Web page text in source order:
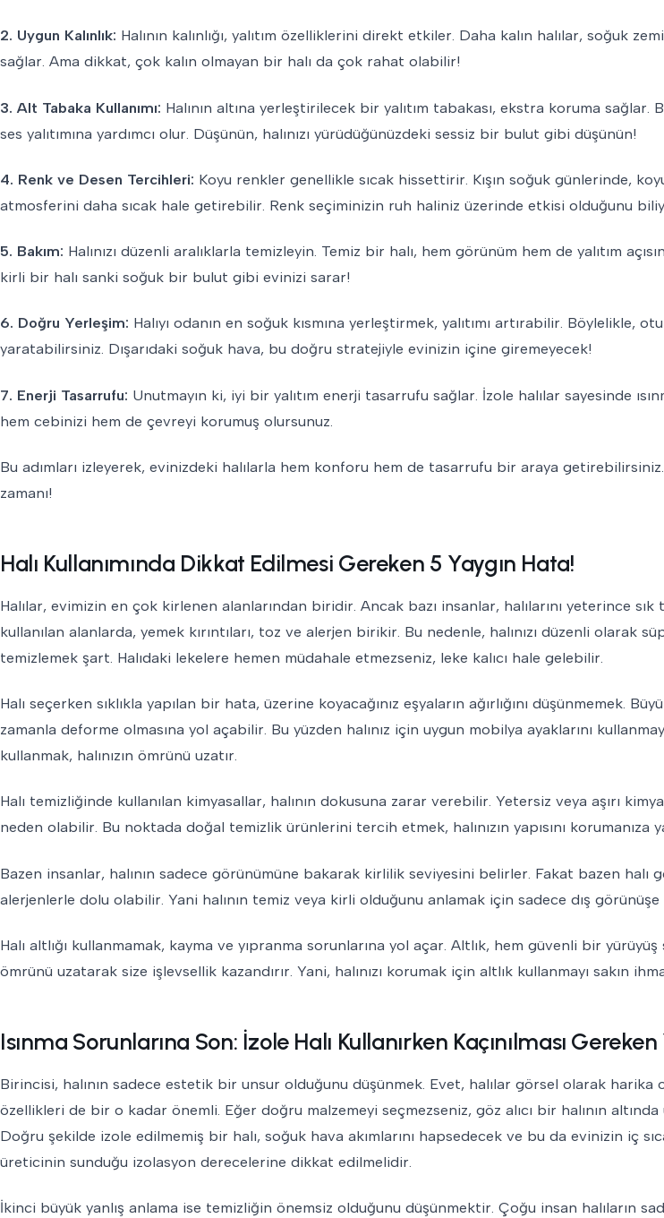
2. Uygun Kalınlık: Halının kalınlığı, yalıtım özelliklerini direkt etkiler. Daha kalın halılar, soğuk
sağlar. Ama dikkat, çok kalın olmayan bir halı da çok rahat olabilir!
3. Alt Tabaka Kullanımı: Halının altına yerleştirilecek bir yalıtım tabakası, ekstra koruma sağlar.
ses yalıtımına yardımcı olur. Düşünün, halınızı yürüdüğünüzdeki sessiz bir bulut gibi düşünün!
4. Renk ve Desen Tercihleri: Koyu renkler genellikle sıcak hissettirir. Kışın soğuk günlerinde,
atmosferini daha sıcak hale getirebilir. Renk seçiminizin ruh haliniz üzerinde etkisi olduğunu
5. Bakım: Halınızı düzenli aralıklarla temizleyin. Temiz bir halı, hem görünüm hem de yalıtım
kirli bir halı sanki soğuk bir bulut gibi evinizi sarar!
6. Doğru Yerleşim: Halıyı odanın en soğuk kısmına yerleştirmek, yalıtımı artırabilir. Böylelikle,
yaratabilirsiniz. Dışarıdaki soğuk hava, bu doğru stratejiyle evinizin içine giremeyecek!
7. Enerji Tasarrufu: Unutmayın ki, iyi bir yalıtım enerji tasarrufu sağlar. İzole halılar sayesinde
hem cebinizi hem de çevreyi korumuş olursunuz.
Bu adımları izleyerek, evinizdeki halılarla hem konforu hem de tasarrufu bir araya
zamanı!
Halı Kullanımında Dikkat Edilmesi Gereken 5 Yaygın Hata!
Halılar, evimizin en çok kirlenen alanlarından biridir. Ancak bazı insanlar, halılarını yeterince
kullanılan alanlarda, yemek kırıntıları, toz ve alerjen birikir. Bu nedenle, halınızı düzenli olarak
temizlemek şart. Halıdaki lekelere hemen müdahale etmezseniz, leke kalıcı hale gelebilir.
Halı seçerken sıklıkla yapılan bir hata, üzerine koyacağınız eşyaların ağırlığını düşünmemek.
zamanla deforme olmasına yol açabilir. Bu yüzden halınız için uygun mobilya ayaklarını
kullanmak, halınızın ömrünü uzatır.
Halı temizliğinde kullanılan kimyasallar, halının dokusuna zarar verebilir. Yetersiz veya aşırı
neden olabilir. Bu noktada doğal temizlik ürünlerini tercih etmek, halınızın yapısını korumanıza
Bazen insanlar, halının sadece görünümüne bakarak kirlilik seviyesini belirler. Fakat bazen halı
alerjenlerle dolu olabilir. Yani halının temiz veya kirli olduğunu anlamak için sadece dış
Halı altlığı kullanmamak, kayma ve yıpranma sorunlarına yol açar. Altlık, hem güvenli bir yürüyüş
ömrünü uzatarak size işlevsellik kazandırır. Yani, halınızı korumak için altlık kullanmayı sakın
Isınma Sorunlarına Son: İzole Halı Kullanırken Kaçınılması Gereken
Birincisi, halının sadece estetik bir unsur olduğunu düşünmek. Evet, halılar görsel olarak harika
özellikleri de bir o kadar önemli. Eğer doğru malzemeyi seçmezseniz, göz alıcı bir halının
Doğru şekilde izole edilmemiş bir halı, soğuk hava akımlarını hapsedecek ve bu da evinizin iç
üreticinin sunduğu izolasyon derecelerine dikkat edilmelidir.
İkinci büyük yanlış anlama ise temizliğin önemsiz olduğunu düşünmektir. Çoğu insan halıların